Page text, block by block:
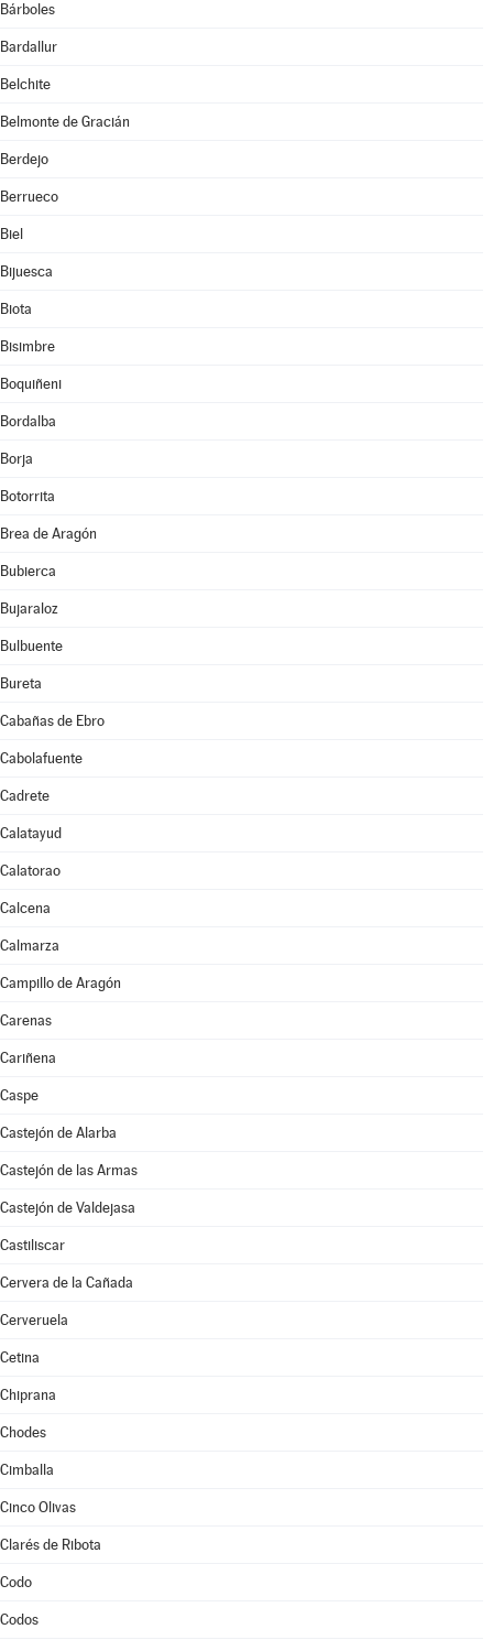
Bárboles
Bardallur
Belchite
Belmonte de Gracián
Berdejo
Berrueco
Biel
Bijuesca
Biota
Bisimbre
Boquiñeni
Bordalba
Borja
Botorrita
Brea de Aragón
Bubierca
Bujaraloz
Bulbuente
Bureta
Cabañas de Ebro
Cabolafuente
Cadrete
Calatayud
Calatorao
Calcena
Calmarza
Campillo de Aragón
Carenas
Cariñena
Caspe
Castejón de Alarba
Castejón de las Armas
Castejón de Valdejasa
Castiliscar
Cervera de la Cañada
Cerveruela
Cetina
Chiprana
Chodes
Cimballa
Cinco Olivas
Clarés de Ribota
Codo
Codos